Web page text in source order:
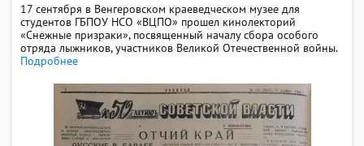
17 сентября в Венгеровском краеведческом музее для
студентов ГБПОУ НСО «ВЦПО» прошел кинолекторий
«Снежные призраки», посвященный началу сбора особого
отряда лыжников, участников Великой Отечественной войны.
Подробнее